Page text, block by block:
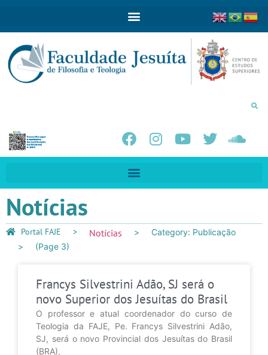
Notícias
Portal FAJE Notícias
Category: Publicação
(Page 3)
Francys Silvestrini Adão, SJ será o
novo Superior dos Jesuítas do Brasil
O professor e atual coordenador do curso de
Teologia da FAJE, Pe. Francys Silvestrini Adão,
SJ, será o novo Provincial dos Jesuítas do Brasil
(BRA),